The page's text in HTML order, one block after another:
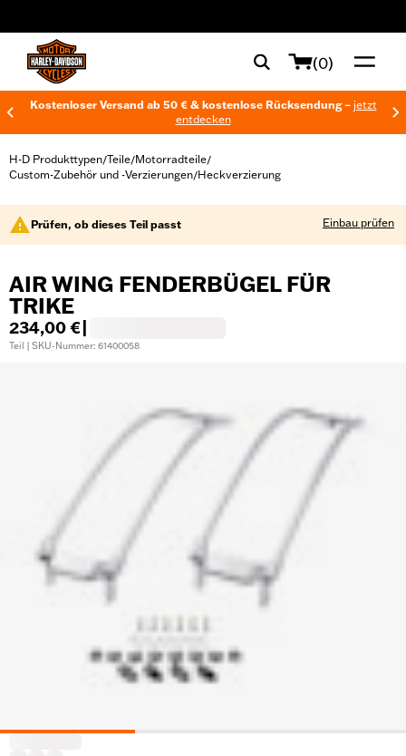
(0)
Kostenloser Versand ab 50 € & kostenlose Rücksendung – jetzt
entdecken
H-D Produkttypen/Teile/Motorradteile/
Custom-Zubehör und -Verzierungen/Heckverzierung
Prüfen, ob dieses Teil passt Einbau prüfen
AIR WING FENDERBÜGEL FÜR
TRIKE
234,00 €
Teil | SKU-Nummer: 61400058